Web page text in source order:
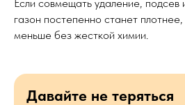
газон постепенно станет
меньше без жесткой химии.
Давайте не теряться